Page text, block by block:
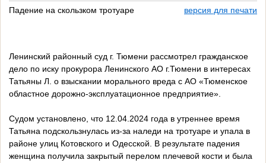
Падение на скользком тротуаре
версия для печати
Ленинский районный суд г. Тюмени рассмотрел гражданское
дело по иску прокурора Ленинского АО г.Тюмени в интересах
Татьяны Л. о взыскании морального вреда с АО «Тюменское
областное дорожно-эксплуатационное предприятие».
Судом установлено, что 12.04.2024 года в утреннее время
Татьяна подскользнулась из-за наледи на тротуаре и упала в
районе улиц Котовского и Одесской. В результате падения
женщина получила закрытый перелом плечевой кости и была